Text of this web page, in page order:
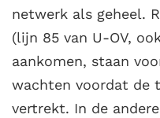
netwerk als geheel.
(lijn 85 van U-OV,
aankomen, staan
wachten voordat de
vertrekt. In de